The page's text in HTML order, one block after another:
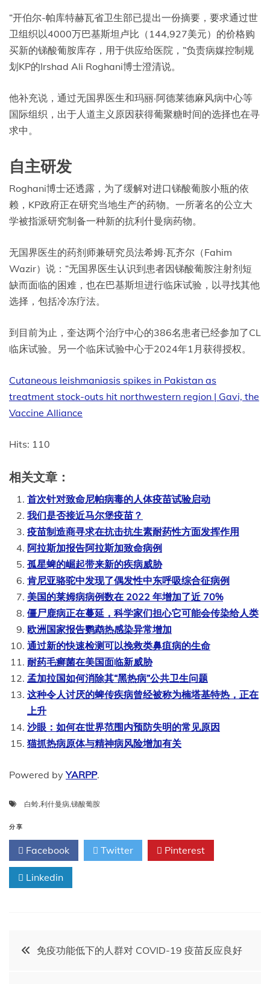
“开伯尔-帕库特赫瓦省卫生部已提出一份摘要，要求通过世
卫组织以4000万巴基斯坦卢比（144,927美元）的价格购
买新的锑酸葡胺库存，用于供应给医院，”负责病媒控制规
划KP的Irshad Ali Roghani博士澄清说。
他补充说，通过无国界医生和玛丽·阿德莱德麻风病中心等
国际组织，出于人道主义原因获得葡聚糖时间的选择也在寻
求中。
自主研发
Roghani博士还透露，为了缓解对进口锑酸葡胺小瓶的依
赖，KP政府正在研究当地生产的药物。一所著名的公立大
学被指派研究制备一种新的抗利什曼病药物。
无国界医生的药剂师兼研究员法希姆·瓦齐尔（Fahim
Wazir）说：“无国界医生认识到患者因锑酸葡胺注射剂短
缺而面临的困难，也在巴基斯坦进行临床试验，以寻找其他
选择，包括冷冻疗法。
到目前为止，奎达两个治疗中心的386名患者已经参加了CL
临床试验。另一个临床试验中心于2024年1月获得授权。
Cutaneous leishmaniasis spikes in Pakistan as
treatment stock-outs hit northwestern region | Gavi, the
Vaccine Alliance
Hits: 110
相关文章：
首次针对致命尼帕病毒的人体疫苗试验启动
我们是否接近马尔堡疫苗？
疫苗制造商寻求在抗击抗生素耐药性方面发挥作用
阿拉斯加报告阿拉斯加致命病例
孤星蜱的崛起带来新的疾病威胁
肯尼亚骆驼中发现了偶发性中东呼吸综合征病例
美国的莱姆病病例数在 2022 年增加了近 70%
僵尸鹿病正在蔓延，科学家们担心它可能会传染给人类
欧洲国家报告鹦鹉热感染异常增加
通过新的快速检测可以挽救类鼻疽病的生命
耐药毛癣菌在美国面临新威胁
孟加拉国如何消除其“黑热病”公共卫生问题
这种令人讨厌的蜱传疾病曾经被称为楠塔基特热，正在
上升
沙眼：如何在世界范围内预防失明的常见原因
猫抓热病原体与精神病风险增加有关
Powered byYARPP.
白蛉,利什曼病,锑酸葡胺
分享
Facebook Twitter Pinterest
Linkedin
文
免疫功能低下的人群对 COVID-19 疫苗反应良好